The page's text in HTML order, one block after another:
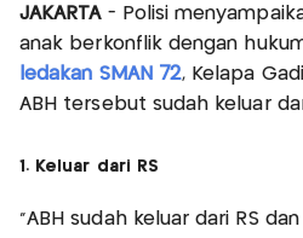
JAKARTA- Polisi
anak berkonflik dengan
ledakan SMAN 72, Kelapa
ABH tersebut sudah keluar
1. Keluar dari RS
“ABH sudah keluar dari RS